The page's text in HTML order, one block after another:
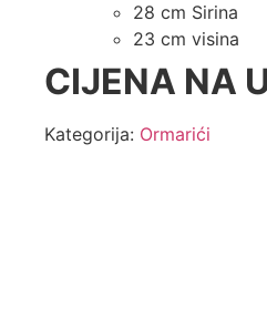
28 cm Sirina
23 cm visina
CIJENA NA
Kategorija: Ormarići